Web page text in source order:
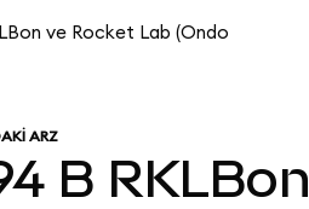
ve Rocket Lab (Ondo
ARZ
B RKLBon